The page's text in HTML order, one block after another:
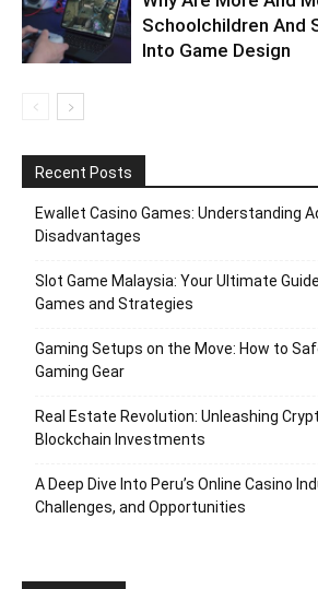
Schoolchildren And
Into Game Design
Recent Posts
Ewallet Casino Games: Understanding
Disadvantages
Slot Game Malaysia: Your Ultimate
Games and Strategies
Gaming Setups on the Move: How to
Gaming Gear
Real Estate Revolution: Unleashing
Blockchain Investments
A Deep Dive Into Peru’s Online Casino
Challenges, and Opportunities